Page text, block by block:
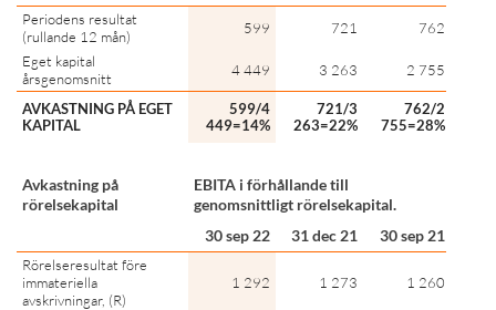
Periodens resultat
(rullande 12 mån)
599 721
762
Eget kapital
årsgenomsnitt
4 449 3 263 2 755
AVKASTNING PÅ EGET
KAPITAL
599/4
449=14%
721/3
263=22%
762/2
755=28%
Avkastning på
rörelsekapital
EBITA i förhållande till
genomsnittligt rörelsekapital.
30 sep 22
31 dec 21 30 sep 21
Rörelseresultat före
immateriella
avskrivningar, (R)
1 292 1 273 1 260